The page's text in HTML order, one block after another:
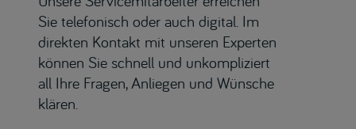
Sie telefonisch oder auch digital. Im
direkten Kontakt mit unseren Experten
können Sie schnell und unkompliziert
all Ihre Fragen, Anliegen und Wünsche
klären.